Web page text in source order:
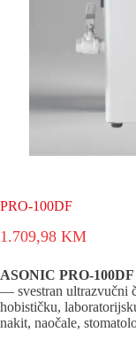
PRO-100DF
1.709,98 KM
ASONIC PRO-
— svestran ultrazvučni
hobističku,
nakit, naočale,